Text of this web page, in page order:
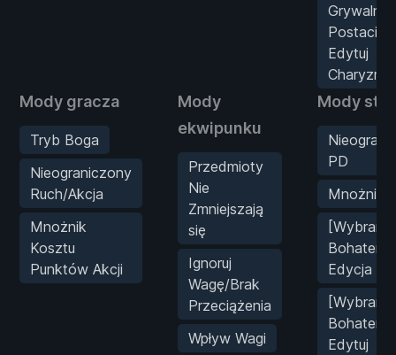
Grywalne
Postacie]
Edytuj
Charyzmę
Mody gracza
Tryb Boga
Nieograniczony
Ruch/Akcja
Mnożnik
Kosztu
Punktów Akcji
Mody
ekwipunku
Przedmioty
Nie
Zmniejszają
się
Ignoruj
Wagę/Brak
Przeciążenia
Wpływ Wagi
Mody
PD
Mnożnik
[Wybrany
Bohater]
Edycja
[Wybrany
Bohater]
Edytuj